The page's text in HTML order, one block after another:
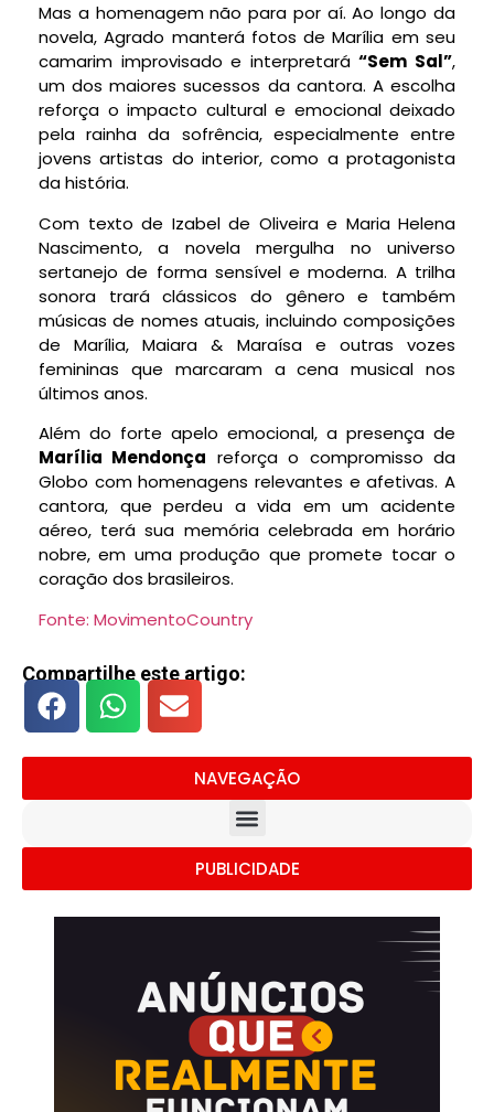
Mas a homenagem não para por aí. Ao longo da
novela, Agrado manterá fotos de Marília em seu
camarim improvisado e interpretará“Sem Sal”,
um dos maiores sucessos da cantora. A escolha
reforça o impacto cultural e emocional deixado
pela rainha da sofrência, especialmente entre
jovens artistas do interior, como a protagonista
da história.
Com texto de Izabel de Oliveira e Maria Helena
Nascimento, a novela mergulha no universo
sertanejo de forma sensível e moderna. A trilha
sonora trará clássicos do gênero e também
músicas de nomes atuais, incluindo composições
de Marília, Maiara & Maraísa e outras vozes
femininas que marcaram a cena musical nos
últimos anos.
Além do forte apelo emocional, a presença de
Marília Mendonça reforça o compromisso da
Globo com homenagens relevantes e afetivas. A
cantora, que perdeu a vida em um acidente
aéreo, terá sua memória celebrada em horário
nobre, em uma produção que promete tocar o
coração dos brasileiros.
Fonte: MovimentoCountry
Compartilhe este artigo:
NAVEGAÇÃO
PUBLICIDADE